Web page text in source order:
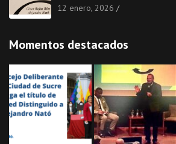
12 enero, 2026
Momentos destacados